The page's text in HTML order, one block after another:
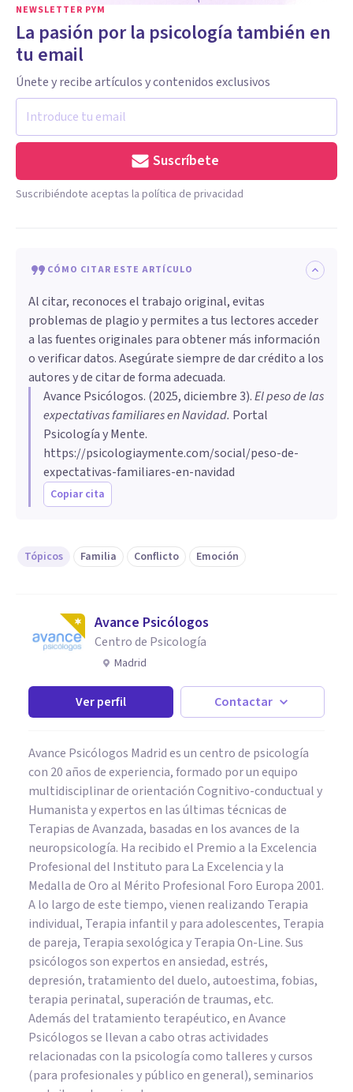
NEWSLETTER PYM
La pasión por la psicología también en
tu email
Únete y recibe artículos y contenidos exclusivos
Suscríbete
Suscribiéndote aceptas la política de privacidad
CÓMO CITAR ESTE ARTÍCULO
Al citar, reconoces el trabajo original, evitas
problemas de plagio y permites a tus lectores acceder
a las fuentes originales para obtener más información
o verificar datos. Asegúrate siempre de dar crédito a los
autores y de citar de forma adecuada.
Avance Psicólogos. (2025, diciembre 3).El peso de las
expectativas familiares en Navidad. Portal
Psicología y Mente.
https://psicologiaymente.com/social/peso-de-
expectativas-familiares-en-navidad
Copiar cita
Tópicos Familia Conflicto Emoción
Avance Psicólogos
Centro de Psicología
Madrid
Ver perfil Contactar
Avance Psicólogos Madrid es un centro de psicología
con 20 años de experiencia, formado por un equipo
multidisciplinar de orientación Cognitivo-conductual y
Humanista y expertos en las últimas técnicas de
Terapias de Avanzada, basadas en los avances de la
neuropsicología. Ha recibido el Premio a la Excelencia
Profesional del Instituto para La Excelencia y la
Medalla de Oro al Mérito Profesional Foro Europa 2001.
A lo largo de este tiempo, vienen realizando Terapia
individual, Terapia infantil y para adolescentes, Terapia
de pareja, Terapia sexológica y Terapia On-Line. Sus
psicólogos son expertos en ansiedad, estrés,
depresión, tratamiento del duelo, autoestima, fobias,
terapia perinatal, superación de traumas, etc.
Además del tratamiento terapéutico, en Avance
Psicólogos se llevan a cabo otras actividades
relacionadas con la psicología como talleres y cursos
(para profesionales y público en general), seminarios